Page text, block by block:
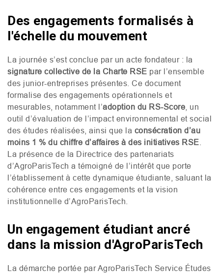
Des engagements formalisés à
l'échelle du mouvement
La journée s’est conclue par un acte fondateur : la
signature collective de la Charte RSE par l’ensemble
des junior-entreprises présentes. Ce document
formalise des engagements opérationnels et
mesurables, notamment l’adoption du RS-Score , un
outil d’évaluation de l’impact environnemental et social
des études réalisées, ainsi que la consécration d’au
moins 1 % du chiffre d’affaires à des initiatives RSE
La présence de la Directrice des partenariats
d’AgroParisTech a témoigné de l’intérêt que porte
l’établissement à cette dynamique étudiante, saluant la
cohérence entre ces engagements et la vision
institutionnelle d’AgroParisTech.
Un engagement étudiant ancré
dans la mission d'AgroParisTech
La démarche portée par AgroParisTech Service Études